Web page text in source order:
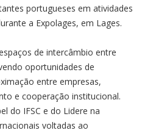
portugueses em atividades
a Expolages, em Lages.
de intercâmbio entre
oportunidades de
entre empresas,
e cooperação institucional.
do IFSC e do Lidere na
voltadas ao